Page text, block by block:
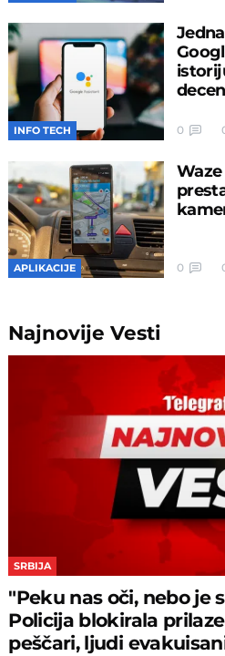
INFO TECH 0
APLIKACIJE 0
NajnovijeVesti
SRBIJA
"Peku nas oči, nebo je
Policija blokirala
peščari, ljudi